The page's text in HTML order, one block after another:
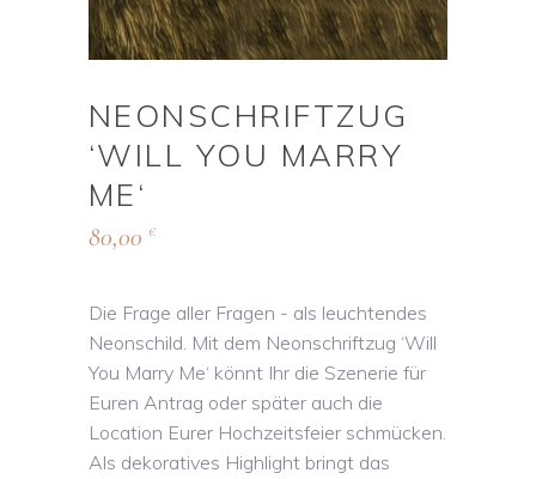
NEONSCHRIFTZUG
‘WILL YOU MARRY
ME‘
80,00 €
Die Frage aller Fragen - als leuchtendes
Neonschild. Mit dem Neonschriftzug ‘Will
You Marry Me‘ könnt Ihr die Szenerie für
Euren Antrag oder später auch die
Location Eurer Hochzeitsfeier schmücken.
Als dekoratives Highlight bringt das